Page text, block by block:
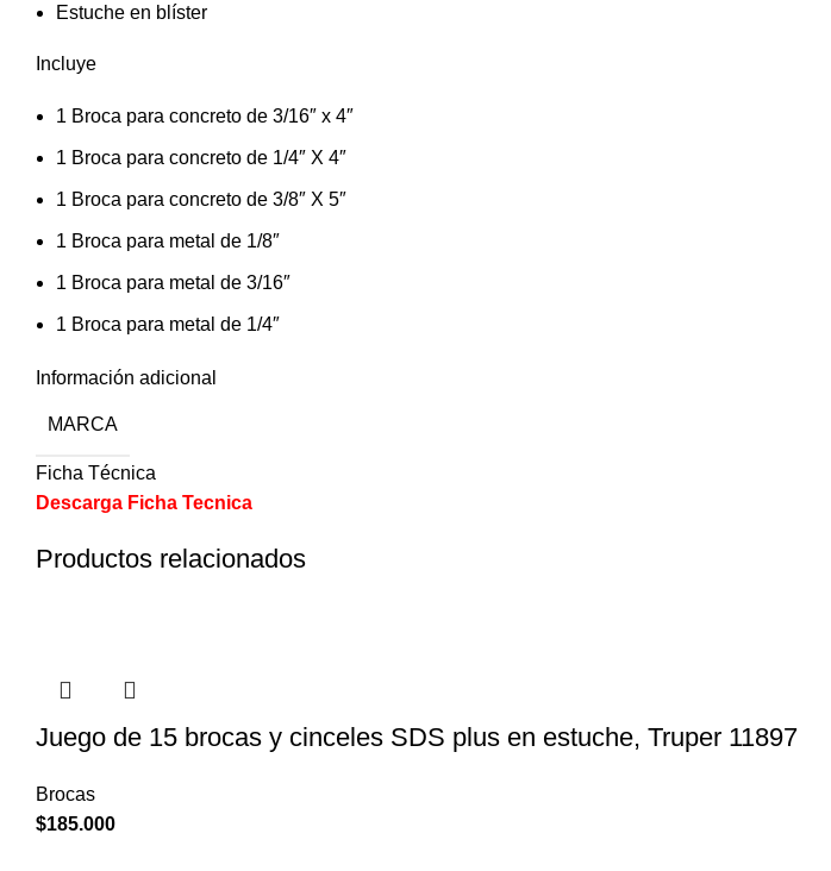
Estuche en blíster
Incluye
1 Broca para concreto de 3/16″ x 4″
1 Broca para concreto de 1/4″ X 4″
1 Broca para concreto de 3/8″ X 5″
1 Broca para metal de 1/8″
1 Broca para metal de 3/16″
1 Broca para metal de 1/4″
Información adicional
MARCA
Ficha Técnica
Descarga Ficha Tecnica
Productos relacionados
Juego de 15 brocas y cinceles SDS plus en estuche, Truper 11897
Brocas
$185.000